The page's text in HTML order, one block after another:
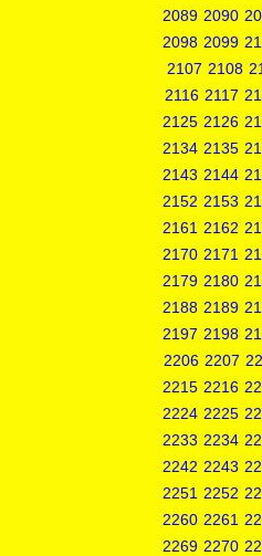
2089 2090
2098 2099
2107 2108
2116 2117
2125 2126
2134 2135
2143 2144
2152 2153
2161 2162
2170 2171
2179 2180
2188 2189
2197 2198
2206 2207
2215 2216
2224 2225
2233 2234
2242 2243
2251 2252
2260 2261
2269 2270